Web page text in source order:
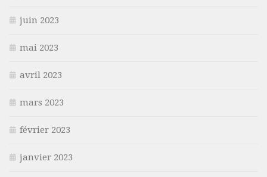
juin 2023
mai 2023
avril 2023
mars 2023
février 2023
janvier 2023